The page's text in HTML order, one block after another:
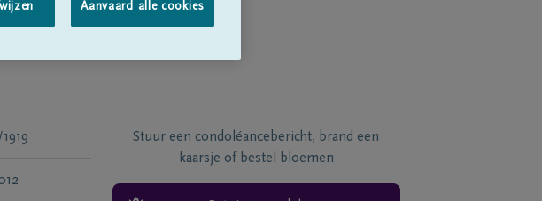
Stuur een condoléancebericht, brand een
kaarsje of bestel bloemen
Aanvaard alle cookies